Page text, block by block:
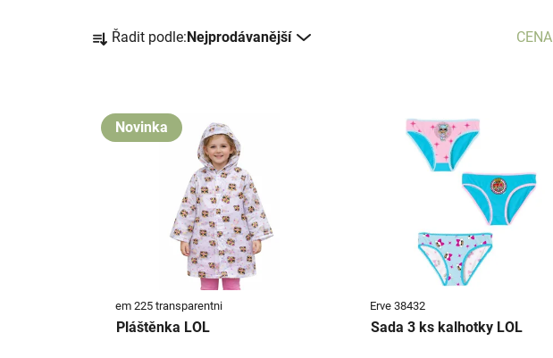
a
n
Řadit podle: Nejprodávanější CENA
ý
Novinka
em 225 transparentni
Pláštěnka LOL
Erve 38432
Sada 3 ks kalhotky LOL